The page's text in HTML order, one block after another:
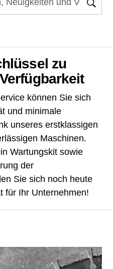
zu
können Sie sich
und minimale
unseres erstklassigen
Maschinen.
Wartungskit sowie
der
Sie sich noch heute
für Ihr Unternehmen!